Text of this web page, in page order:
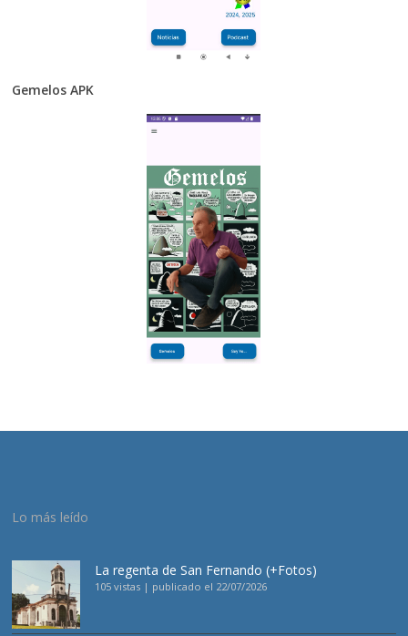
Gemelos APK
Lo más leído
La regenta de San Fernando (+Fotos)
105 vistas | publicado el 22/07/2026